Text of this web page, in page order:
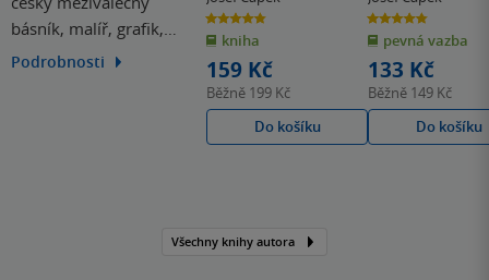
básník, malíř, grafik,
ilustrátor a starší bratr
Podrobnosti
4.8
z
5
hvězdiček
kniha
159 Kč
Běžně 199 Kč
Do košíku
4.8
z
5
hvězdiček
pevná vazba
133 Kč
Běžně 149 Kč
Do košíku
Všechny knihy autora